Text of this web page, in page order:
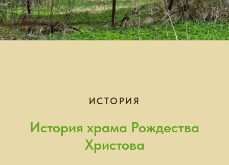
ИСТОРИЯ
История храма Рождества
Христова